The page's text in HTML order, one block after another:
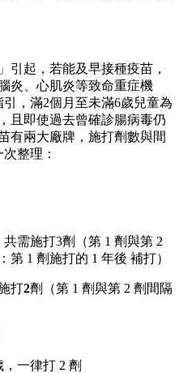
引起，若能及早接種疫苗，
炎、心肌炎等致命重症機
，滿2個月至未滿6歲兒童為
且即使過去曾確診腸病毒仍
有兩大廠牌，施打劑數與間
整理：
共需施打3劑（第 1 劑與第 2
第 1 劑施打的 1 年後 補打）
打2劑（第 1 劑與第 2 劑間隔
，一律打 2 劑